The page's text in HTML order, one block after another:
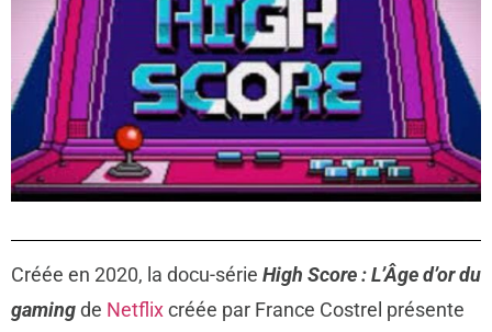
Créée en 2020, la docu-série High Score : L’Âge d’or du
gamingde Netflixcréée par France Costrel présente